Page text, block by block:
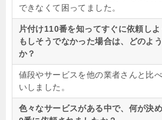
できなくて困ってました。
片付け110番を知ってすぐに依頼し
もしそうでなかった場合は、どのよ
か？
値段やサービスを他の業者さんと比
いしました。
色々なサービスがある中で、何が決